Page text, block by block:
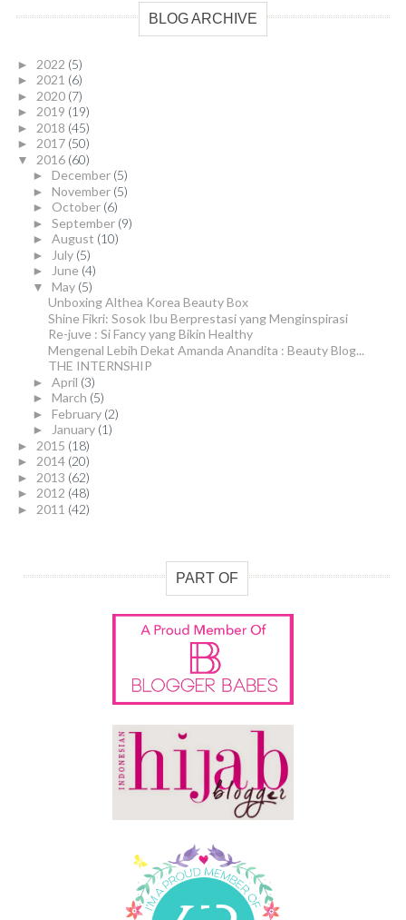
BLOG ARCHIVE
► 2022 (5)
► 2021 (6)
► 2020 (7)
► 2019 (19)
► 2018 (45)
► 2017 (50)
▼ 2016 (60)
► December (5)
► November (5)
► October (6)
► September (9)
► August (10)
► July (5)
► June (4)
▼ May (5)
Unboxing Althea Korea Beauty Box
Shine Fikri: Sosok Ibu Berprestasi yang Menginspirasi
Re-juve : Si Fancy yang Bikin Healthy
Mengenal Lebih Dekat Amanda Anandita : Beauty Blog...
THE INTERNSHIP
► April (3)
► March (5)
► February (2)
► January (1)
► 2015 (18)
► 2014 (20)
► 2013 (62)
► 2012 (48)
► 2011 (42)
PART OF